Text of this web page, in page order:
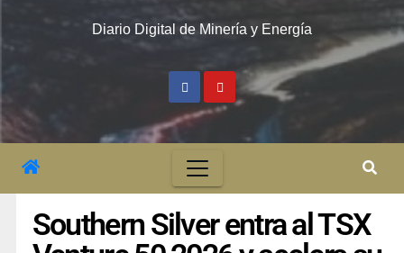
Diario Digital de Minería y Energía
Southern Silver entra al TSX